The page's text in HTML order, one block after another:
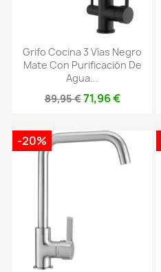
Grifo Cocina 3 Vías Negro
Mate Con Purificación De
Agua...
89,95 €71,96 €
-20%